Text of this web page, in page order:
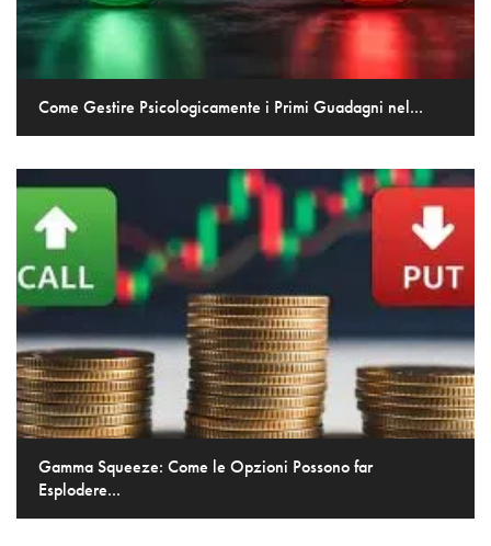
Come Gestire Psicologicamente i Primi Guadagni nel...
Gamma Squeeze: Come le Opzioni Possono far
Esplodere...